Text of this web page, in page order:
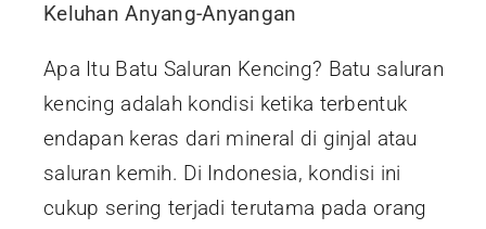
Keluhan Anyang-Anyangan
Apa Itu Batu Saluran Kencing? Batu saluran
kencing adalah kondisi ketika terbentuk
endapan keras dari mineral di ginjal atau
saluran kemih. Di Indonesia, kondisi ini
cukup sering terjadi terutama pada orang